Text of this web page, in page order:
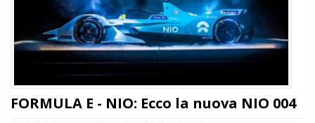
FORMULA E - NIO: Ecco la nuova NIO 004